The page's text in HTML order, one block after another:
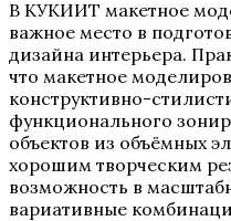
В КУКИИТ макетное
важное место в
дизайна интерьера.
что макетное
конструктивно-
функционального
объектов из объёмных
хорошим творческим
возможность в
вариативные